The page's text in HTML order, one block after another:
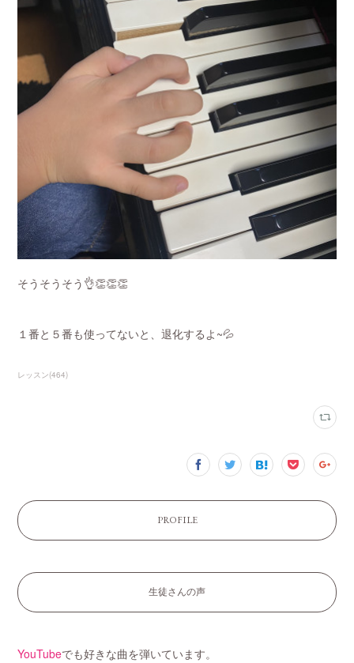
そうそうそう👌👏👏👏
１番と５番も使ってないと、退化するよ~💦
レッスン(464)
PROFILE
生徒さんの声
YouTubeでも好きな曲を弾いています。